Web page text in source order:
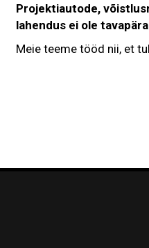
Projektiautode,
lahendus ei ole
Meie teeme tööd nii, et